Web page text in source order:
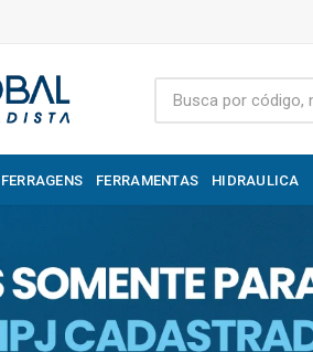
FERRAGENS FERRAMENTAS HIDRAULICA